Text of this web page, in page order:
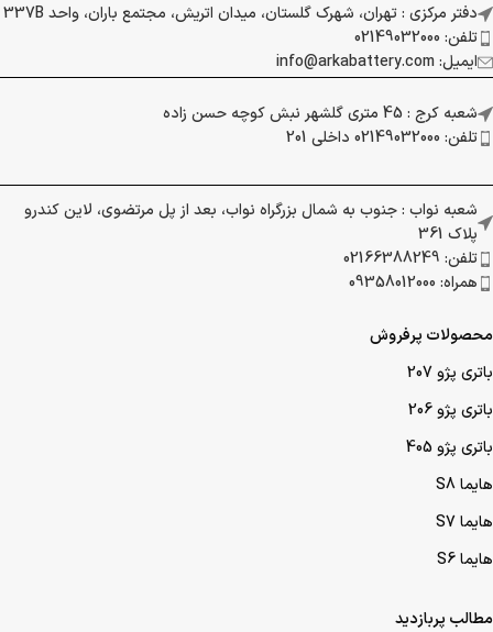
دفتر مرکزی : تهران، شهرک گلستان، میدان اتریش، مجتمع باران، واحد 337B
تلفن: 02149032000
ایمیل: info@arkabattery.com
شعبه کرج : 45 متری گلشهر نبش کوچه حسن زاده
تلفن: 02149032000 داخلی 201
شعبه نواب : جنوب به شمال بزرگراه نواب، بعد از پل مرتضوی، لاین کندرو
پلاک 361
تلفن: 02166388249
همراه: 09358012000
محصولات پرفروش
باتری پژو 207
باتری پژو 206
باتری پژو 405
هایما S8
هایما S7
هایما S6
مطالب پربازدید